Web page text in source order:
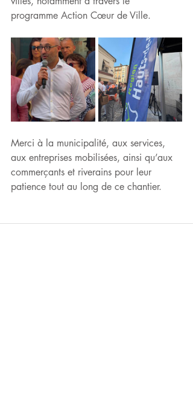
programme Action Cœur de Ville.
Merci à la municipalité, aux services,
aux entreprises mobilisées, ainsi qu’aux
commerçants et riverains pour leur
patience tout au long de ce chantier.